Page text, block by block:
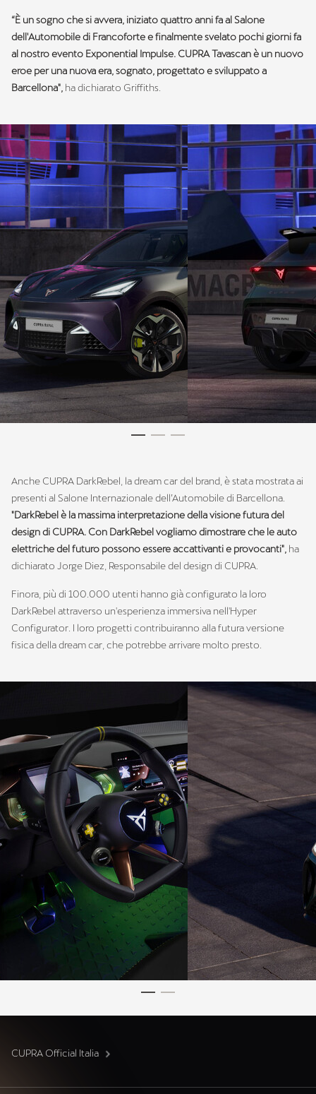
“È un sogno che si avvera, iniziato quattro anni fa al Salone
dell'Automobile di Francoforte e finalmente svelato pochi giorni fa
al nostro evento Exponential Impulse. CUPRA Tavascan è un nuovo
eroe per una nuova era, sognato, progettato e sviluppato a
Barcellona", ha dichiarato Griffiths.
Anche CUPRA DarkRebel, la dream car del brand, è stata mostrata ai
presenti al Salone Internazionale dell’Automobile di Barcellona.
"DarkRebel è la massima interpretazione della visione futura del
design di CUPRA. Con DarkRebel vogliamo dimostrare che le auto
elettriche del futuro possono essere accattivanti e provocanti", ha
dichiarato Jorge Diez, Responsabile del design di CUPRA.
Finora, più di 100.000 utenti hanno già configurato la loro
DarkRebel attraverso un'esperienza immersiva nell'Hyper
Configurator. I loro progetti contribuiranno alla futura versione
fisica della dream car, che potrebbe arrivare molto presto.
CUPRA Official Italia